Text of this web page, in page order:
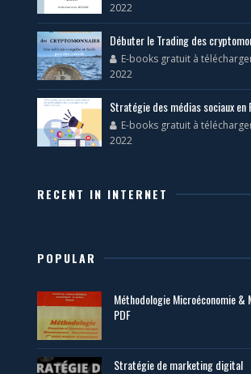
2022
Débuter le Trading des
E-books gratuit à
2022
Stratégie des médias sociaux en
E-books gratuit à
2022
RECENT IN INTERNET
POPULAR
Méthodologie Microéconomie &
PDF
Stratégie de marketing digital